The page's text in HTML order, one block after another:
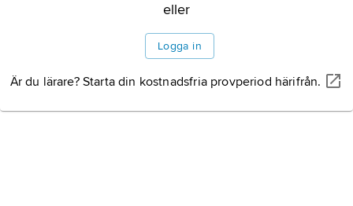
eller
Logga in
Är du lärare? Starta din kostnadsfria provperiod härifrån.